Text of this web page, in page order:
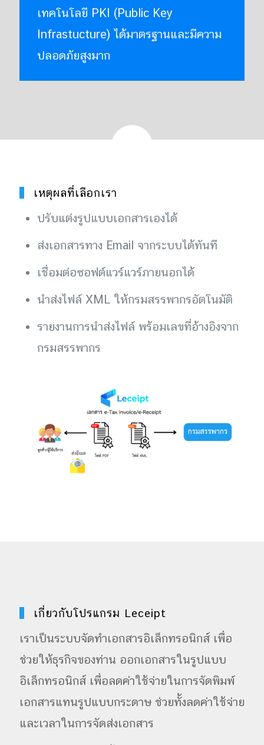
เทคโนโลยี PKI (Public Key
Infrastucture) ได้มาตรฐานและมีความ
ปลอดภัยสูงมาก
เหตุผลที่เลือกเรา
ปรับแต่งรูปแบบเอกสารเองได้
ส่งเอกสารทาง Email จากระบบได้ทันที
เชื่อมต่อซอฟต์แวร์แวร์ภายนอกได้
นำส่งไฟล์ XML ให้กรมสรรพากรอัตโนมัติ
รายงานการนำส่งไฟล์ พร้อมเลขที่อ้างอิงจาก
กรมสรรพากร
เกี่ยวกับโปรแกรม Leceipt
เราเป็นระบบจัดทำเอกสารอิเล็กทรอนิกส์ เพื่อ
ช่วยให้ธุรกิจของท่าน ออกเอกสารในรูปแบบ
อิเล็กทรอนิกส์ เพื่อลดค่าใช้จ่ายในการจัดพิมพ์
เอกสารแทนรูปแบบกระดาษ ช่วยทั้งลดค่าใช้จ่าย
และเวลาในการจัดส่งเอกสาร